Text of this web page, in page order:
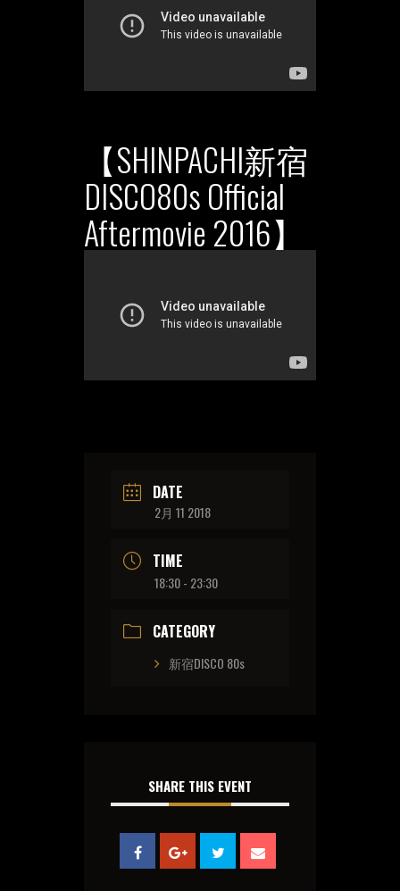
【SHINPACHI新宿
DISCO80s Official
Aftermovie 2016】
DATE
2月 11 2018
TIME
18:30 - 23:30
CATEGORY
新宿DISCO 80s
SHARE THIS EVENT